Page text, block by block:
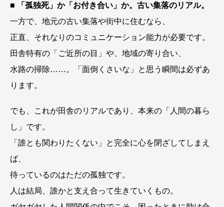
■
「孤独死」か「お付き合い」か。古い集落のリアル。
一方で、地元の古い集落や街中に住むなら、
正直、それなりのコミュニケーション能力が必要です。
田舎特有の「ご近所の目」や、地域の寄り合い、
水路の掃除……。「面倒くさいな」と思う瞬間は必ずあ
ります。
でも、これが田舎のリアルであり、本来の「人間の暮ら
し」です。
「誰とも関わりたくない」と完全に心を閉ざしてしまえ
ば、
待っているのはただの孤独です。
人は結局、誰かと支え合って生きていくもの。